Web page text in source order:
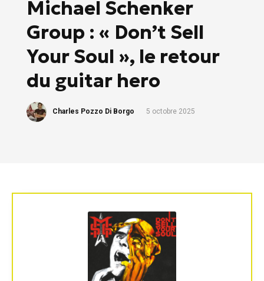
Michael Schenker
Group : « Don’t Sell
Your Soul », le retour
du guitar hero
Charles Pozzo Di Borgo 5 octobre 2025